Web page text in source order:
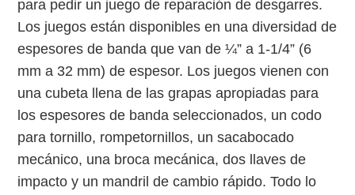
para pedir un juego de reparación de desgarres.
Los juegos están disponibles en una diversidad de
espesores de banda que van de ¼” a 1-1/4” (6
mm a 32 mm) de espesor. Los juegos vienen con
una cubeta llena de las grapas apropiadas para
los espesores de banda seleccionados, un codo
para tornillo, rompetornillos, un sacabocado
mecánico, una broca mecánica, dos llaves de
impacto y un mandril de cambio rápido. Todo lo